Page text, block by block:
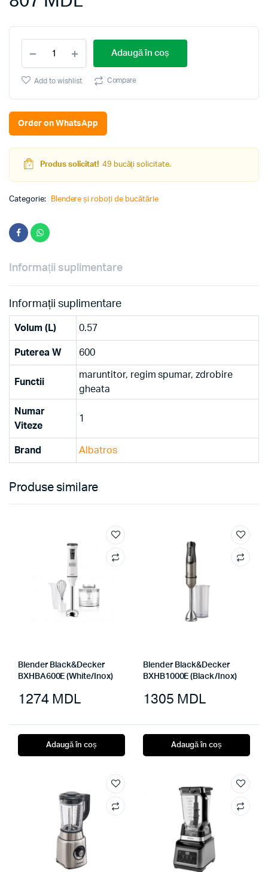
Albatros
Energy
Mix
quantity
Adaugă în coș
Add to wishlist Compare
Order on WhatsApp
Produs solicitat! 49 bucăți solicitate.
Categorie: Blendere și roboți de bucătărie
Informații suplimentare
Informații suplimentare
Volum (L) 0.57
Puterea W 600
Functii
maruntitor, regim spumar, zdrobire
gheata
Numar
Viteze
1
Brand Albatros
Produse similare
Blender Black&Decker
BXHBA600E (White/Inox)
1274 MDL
Adaugă în coș
Blender Black&Decker
BXHB1000E (Black/Inox)
1305 MDL
Adaugă în coș